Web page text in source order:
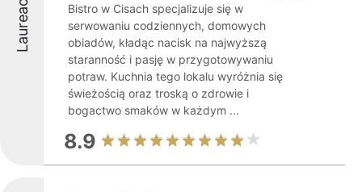
Laureaci
Bistro w Cisach specjalizuje się w
serwowaniu codziennych, domowych
obiadów, kładąc nacisk na najwyższą
staranność i pasję w przygotowywaniu
potraw. Kuchnia tego lokalu wyróżnia się
świeżością oraz troską o zdrowie i
bogactwo smaków w każdym ...
8.9